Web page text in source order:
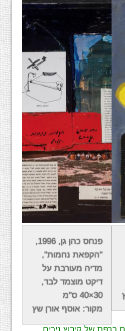
פנחס כהן גן, 1996,
"הקפאת נחמות",
מדיה מעורבת על
דיקט מוצמד לבד,
30×40 ס"מ
מקור: אוסף אורן שץ
כהן גן בוחן את הקשר בין
הטבע והשפה. בתחילת
כהן גן ב-"פעולות" שבין